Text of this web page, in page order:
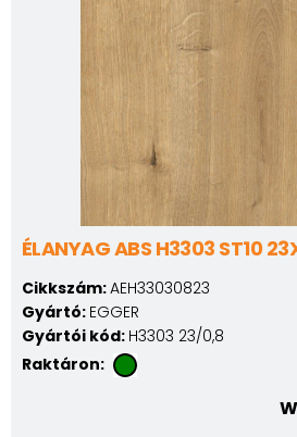
ÉLANYAG ABS H3303 ST10
Cikkszám:AEH33030823
Gyártó: EGGER
Gyártói kód: H3303 23/0,8
Raktáron: